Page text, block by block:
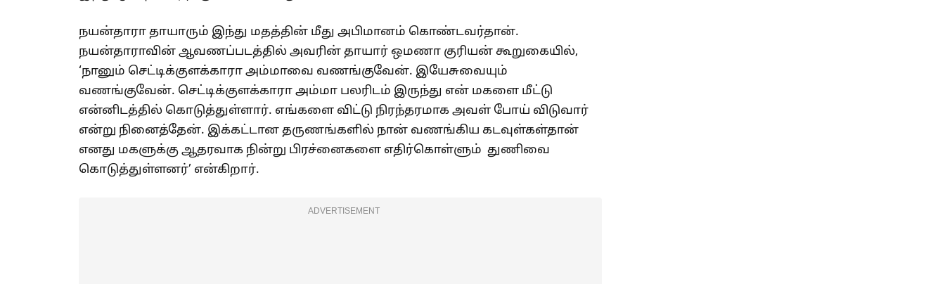
நயன்தாரா தாயாரும் இந்து மதத்தின் மீது அபிமானம் கொண்டவர்தான்.
நயன்தாராவின் ஆவணப்படத்தில் அவரின் தாயார் ஒமணா குரியன் கூறுகையில்,
‘நானும் செட்டிக்குளக்காரா அம்மாவை வணங்குவேன். இயேசுவையும்
வணங்குவேன். செட்டிக்குளக்காரா அம்மா பலரிடம் இருந்து என் மகளை மீட்டு
என்னிடத்தில் கொடுத்துள்ளார். எங்களை விட்டு நிரந்தரமாக அவள் போய் விடுவார்
என்று நினைத்தேன். இக்கட்டான தருணங்களில் நான் வணங்கிய கடவுள்கள்தான்
எனது மகளுக்கு ஆதரவாக நின்று பிரச்னைகளை எதிர்கொள்ளும் துணிவை
கொடுத்துள்ளனர்’ என்கிறார்.
ADVERTISEMENT